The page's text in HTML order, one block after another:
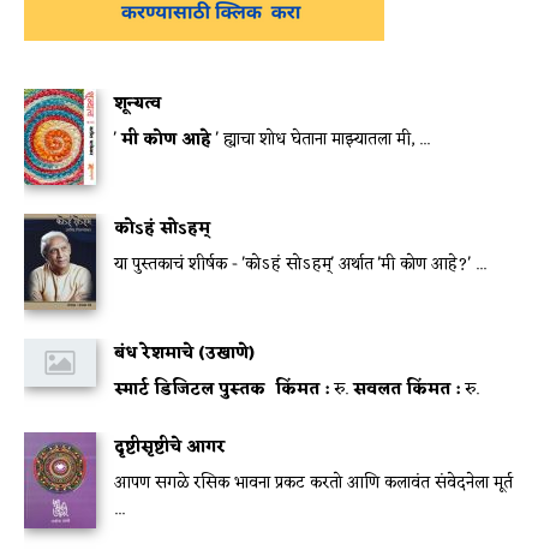
शून्यत्व
'मी कोण आहे' ह्याचा शोध घेताना माझ्यातला मी, ...
कोऽहं सोऽहम्
या पुस्तकाचं शीर्षक - 'कोऽहं सोऽहम्' अर्थात 'मी कोण आहे?' ...
बंध रेशमाचे (उखाणे)
स्मार्ट डिजिटल पुस्तक किंमत :रु.सवलत किंमत :रु.
दृष्टीसृष्टीचे आगर
आपण सगळे रसिक भावना प्रकट करतो आणि कलावंत संवेदनेला मूर्त
...